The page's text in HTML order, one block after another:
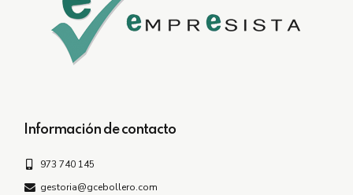
Información de contacto
973 740 145
gestoria@gcebollero.com